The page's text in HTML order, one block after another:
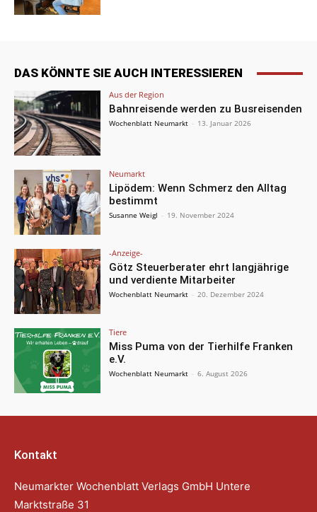
DAS KÖNNTE SIE AUCH INTERESSIEREN
Aus der Region
Bahnreisende werden zu Busreisenden
Wochenblatt Neumarkt - 13. Januar 2026
Neumarkt
Lipödem: Wenn Schmerz den Alltag
bestimmt
Susanne Weigl - 19. November 2024
-Anzeige-
Götz Steuerberater ehrt langjährige
und verdiente Mitarbeiter
Wochenblatt Neumarkt - 20. Dezember 2024
Tiere
Miss Puma von der Tierhilfe Franken
e.V.
Wochenblatt Neumarkt - 6. August 2026
Kontakt
Neumarkter Wochenblatt Verlags GmbH Untere
Marktstraße 31